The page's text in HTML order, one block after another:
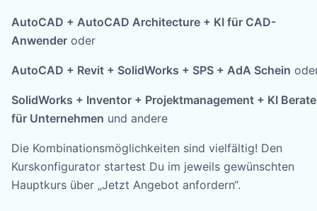
AutoCAD + AutoCAD Architecture + KI für CAD-
Anwender oder
AutoCAD + Revit + SolidWorks + SPS + AdA Schein
SolidWorks + Inventor + Projektmanagement + KI
für Unternehmen und andere
Die Kombinationsmöglichkeiten sind vielfältig! Den
Kurskonfigurator startest Du im jeweils gewünschten
Hauptkurs über „Jetzt Angebot anfordern“.